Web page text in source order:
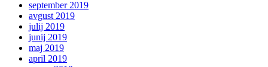
september 2019
avgust 2019
julij 2019
junij 2019
maj 2019
april 2019